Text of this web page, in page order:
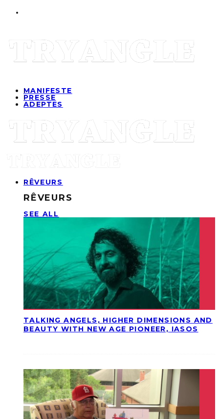
MANIFESTE
PRESSE
ADEPTES
RÊVEURS
RÊVEURS
SEE ALL
TALKING ANGELS, HIGHER DIMENSIONS AND
BEAUTY WITH NEW AGE PIONEER, IASOS